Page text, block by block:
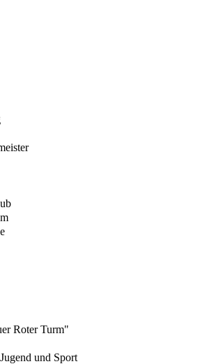
Roter Turm"
und Sport